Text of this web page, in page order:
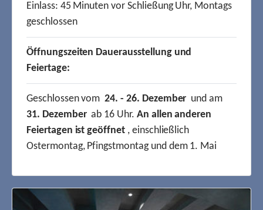
Einlass: 45 Minuten vor Schließung Uhr, Montags
geschlossen
Öffnungszeiten Dauerausstellung und
Feiertage:
Geschlossen vom24. - 26. Dezember und am
31. Dezemberab 16 Uhr. An allen anderen
Feiertagen ist geöffnet, einschließlich
Ostermontag, Pfingstmontag und dem 1. Mai